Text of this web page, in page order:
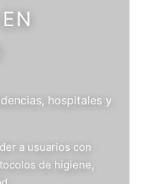
hospitales y
a usuarios con
de higiene,